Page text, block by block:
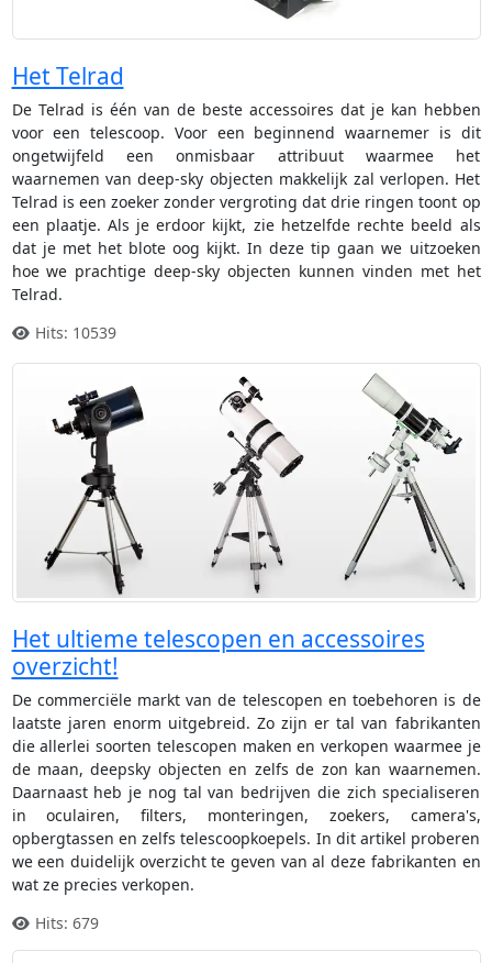
Het Telrad
De Telrad is één van de beste accessoires dat je kan hebben
voor een telescoop. Voor een beginnend waarnemer is dit
ongetwijfeld een onmisbaar attribuut waarmee het
waarnemen van deep-sky objecten makkelijk zal verlopen. Het
Telrad is een zoeker zonder vergroting dat drie ringen toont op
een plaatje. Als je erdoor kijkt, zie hetzelfde rechte beeld als
dat je met het blote oog kijkt. In deze tip gaan we uitzoeken
hoe we prachtige deep-sky objecten kunnen vinden met het
Telrad.
Hits: 10539
Het ultieme telescopen en accessoires
overzicht!
De commerciële markt van de telescopen en toebehoren is de
laatste jaren enorm uitgebreid. Zo zijn er tal van fabrikanten
die allerlei soorten telescopen maken en verkopen waarmee je
de maan, deepsky objecten en zelfs de zon kan waarnemen.
Daarnaast heb je nog tal van bedrijven die zich specialiseren
in oculairen, filters, monteringen, zoekers, camera's,
opbergtassen en zelfs telescoopkoepels. In dit artikel proberen
we een duidelijk overzicht te geven van al deze fabrikanten en
wat ze precies verkopen.
Hits: 679